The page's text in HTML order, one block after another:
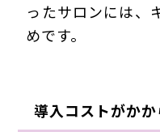
ったサロンには、
めです。
導入コストがか